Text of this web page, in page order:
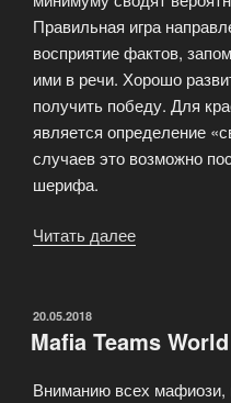
Правильная игра
восприятие фактов,
ими в речи. Хорошо
получить победу. Для
является определение
случаев это возможно
шерифа.
Читать далее
ОПУБЛИКОВАНО
20.05.2018
Mafia Teams
Вниманию всех мафиози,